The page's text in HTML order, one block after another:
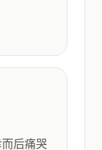
后痛哭